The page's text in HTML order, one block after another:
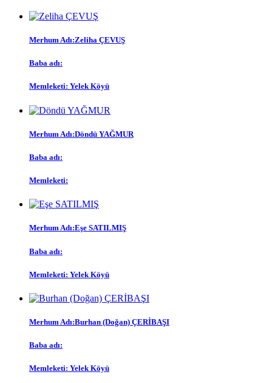
Merhum Adı:Zeliha ÇEVUŞ
Baba adı:
Memleketi: Yelek Köyü
Merhum Adı:Döndü YAĞMUR
Baba adı:
Memleketi:
Merhum Adı:Eşe SATILMIŞ
Baba adı:
Memleketi: Yelek Köyü
Merhum Adı:Burhan (Doğan) ÇERİBAŞI
Baba adı:
Memleketi: Yelek Köyü